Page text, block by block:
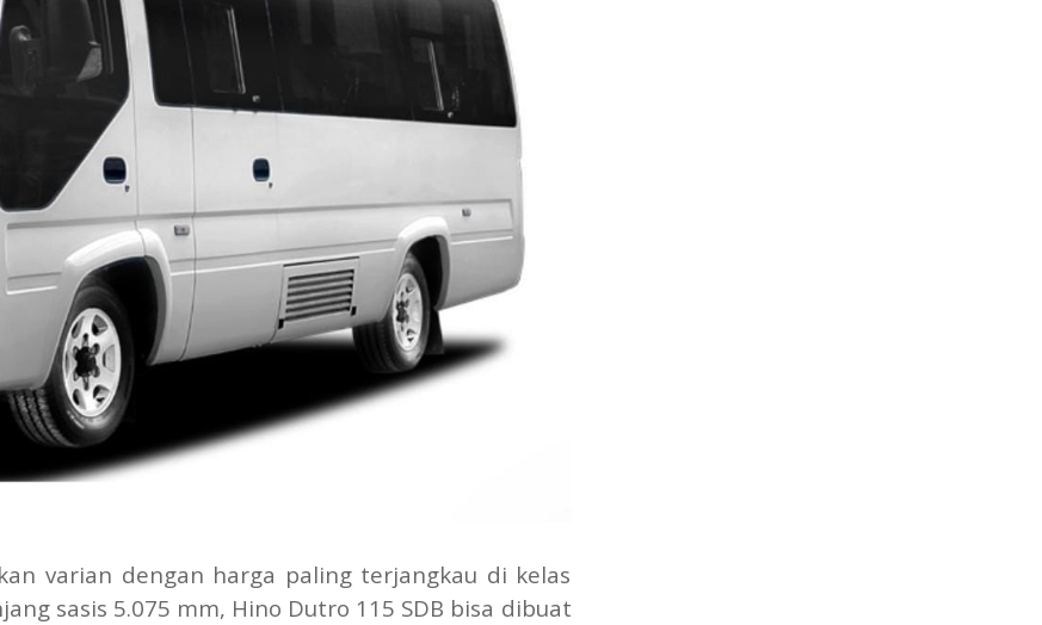
varian dengan harga paling terjangkau di kelas
sasis 5.075 mm, Hino Dutro 115 SDB bisa dibuat